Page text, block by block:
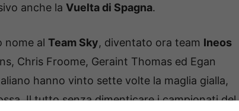
anche la Vuelta di Spagna.
nome al Team Sky, diventato ora team Ineos
Chris Froome, Geraint Thomas ed Egan
hanno vinto sette volte la maglia gialla,
Il tutto senza dimenticare i campionati del